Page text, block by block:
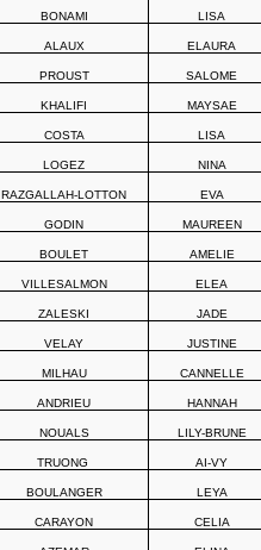
BONAMI LISA
ALAUX ELAURA
PROUST SALOME
KHALIFI MAYSAE
COSTA LISA
LOGEZ NINA
RAZGALLAH-LOTTON EVA
GODIN MAUREEN
BOULET AMELIE
VILLESALMON ELEA
ZALESKI JADE
VELAY JUSTINE
MILHAU CANNELLE
ANDRIEU HANNAH
NOUALS LILY-BRUNE
TRUONG AI-VY
BOULANGER LEYA
CARAYON CELIA